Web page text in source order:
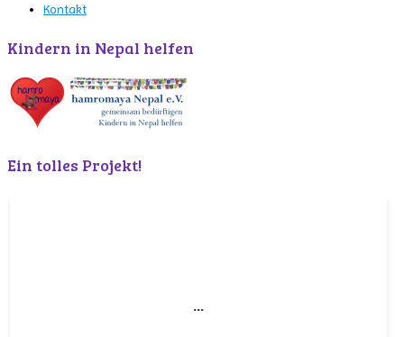
Kontakt
Kindern in Nepal helfen
Ein tolles Projekt!